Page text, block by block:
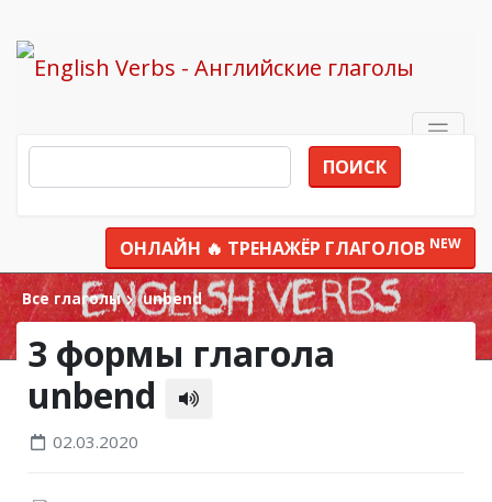
ПОИСК
ОНЛАЙН 🔥 ТРЕНАЖЁР ГЛАГОЛОВ NEW
Все глаголы unbend
3 формы глагола
unbend
02.03.2020